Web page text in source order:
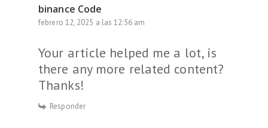
binance Code
febrero 12, 2025 a las 12:56 am
Your article helped me a lot, is
there any more related content?
Thanks!
Responder